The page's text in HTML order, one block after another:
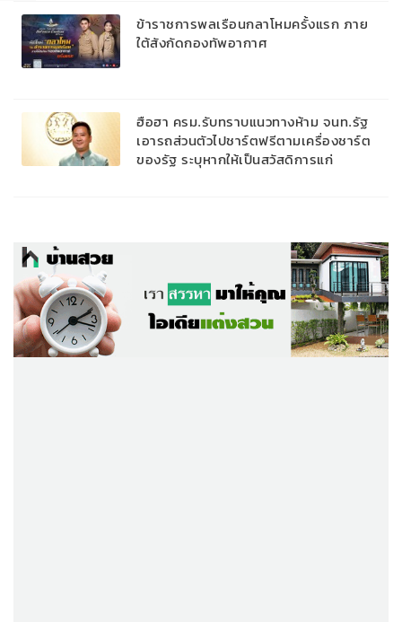
ข้าราชการพลเรือนกลาโหมครั้งแรก ภาย
ใต้สังกัดกองทัพอากาศ
ฮือฮา ครม.รับทราบแนวทางห้าม จนท.รัฐ
เอารถส่วนตัวไปชาร์ตฟรีตามเครื่องชาร์ต
ของรัฐ ระบุหากให้เป็นสวัสดิการแก่